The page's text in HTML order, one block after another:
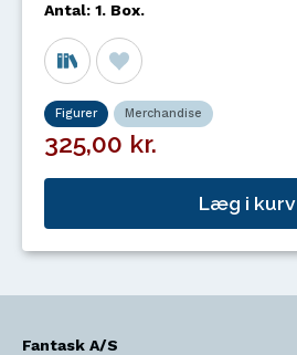
Antal: 1. Box.
Figurer Merchandise
325,00 kr.
Læg i kurv
Fantask A/S